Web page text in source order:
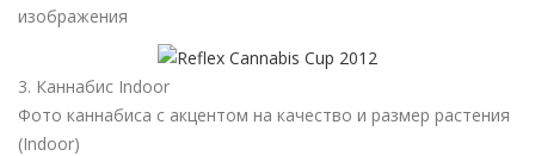
изображения
3. Каннабис Indoor
Фото каннабиса с акцентом на качество и размер растения
(Indoor)